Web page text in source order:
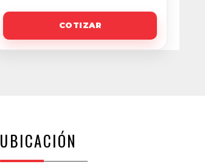
COTIZAR
UBICACIÓN